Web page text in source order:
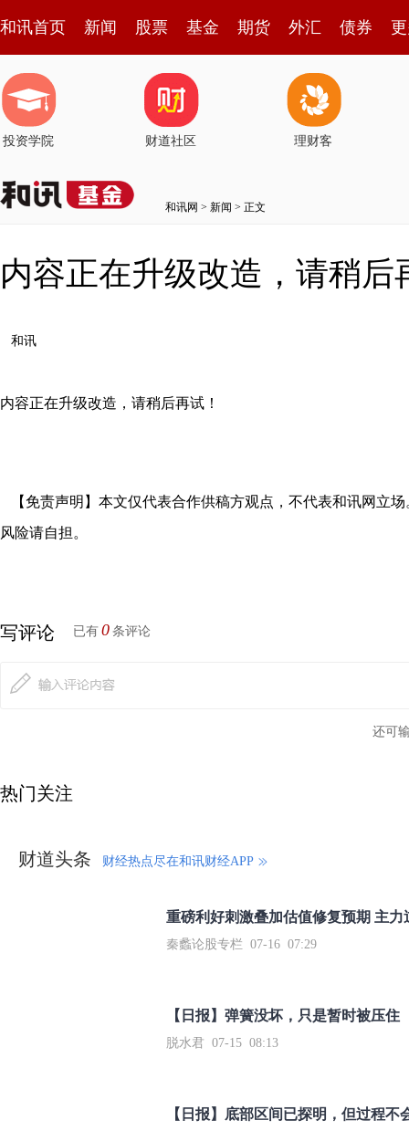
和讯首页 新闻 股票 基金 期货 外汇 债券
投资学院 财道社区 理财客
和讯网 > 新闻 > 正文
内容正在升级改造，请稍后
和讯
内容正在升级改造，请稍后再试！
【免责声明】本文仅代表合作供稿方观点，不代表和讯网立
风险请自担。
写评论 已有 0 条评论
还可
热门关注
财道头条 财经热点尽在和讯财经APP
秦蠡论股专栏 07-16 07:29
【日报】弹簧没坏，只是暂时被压住
脱水君 07-15 08:13
【日报】底部区间已探明，但过程不